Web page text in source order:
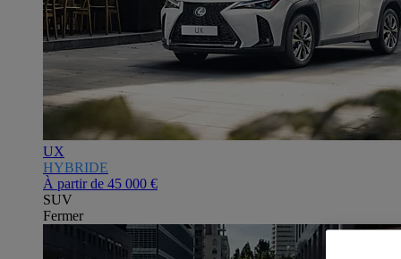
UX
HYBRIDE
À partir de 45 000 €
SUV
Fermer